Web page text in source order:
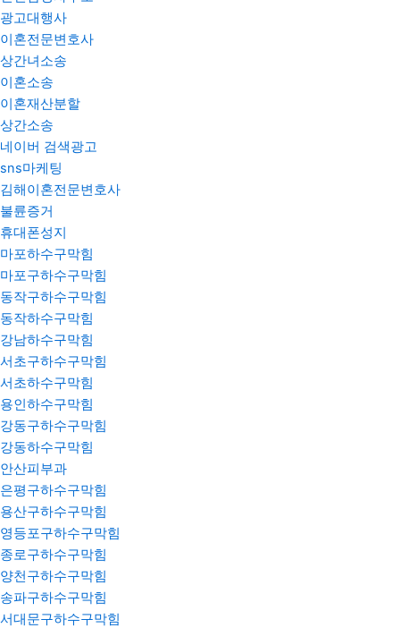
광고대행사
이혼전문변호사
상간녀소송
이혼소송
이혼재산분할
상간소송
네이버 검색광고
sns마케팅
김해이혼전문변호사
불륜증거
휴대폰성지
마포하수구막힘
마포구하수구막힘
동작구하수구막힘
동작하수구막힘
강남하수구막힘
서초구하수구막힘
서초하수구막힘
용인하수구막힘
강동구하수구막힘
강동하수구막힘
안산피부과
은평구하수구막힘
용산구하수구막힘
영등포구하수구막힘
종로구하수구막힘
양천구하수구막힘
송파구하수구막힘
서대문구하수구막힘